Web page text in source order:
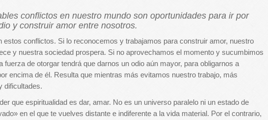
conflictos en nuestro mundo son oportunidades para ir por
y construir amor entre nosotros.
estos conflictos. Si lo reconocemos y trabajamos para construir amor, nuestro
y nuestra sociedad prospera. Si no aprovechamos el momento y sucumbimos
fuerza de otorgar tendrá que darnos un odio aún mayor, para obligarnos a
encima de él. Resulta que mientras más evitamos nuestro trabajo, más
dificultades.
que espiritualidad es dar, amar. No es un universo paralelo ni un estado de
en el que te vuelves distante e indiferente a la vida material. Por el contrario,